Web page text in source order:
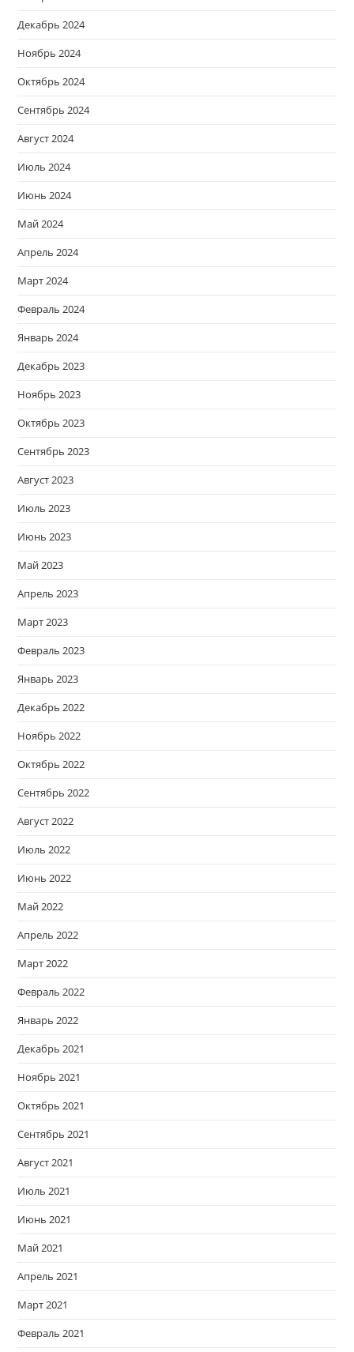
Декабрь 2024
Ноябрь 2024
Октябрь 2024
Сентябрь 2024
Август 2024
Июль 2024
Июнь 2024
Май 2024
Апрель 2024
Март 2024
Февраль 2024
Январь 2024
Декабрь 2023
Ноябрь 2023
Октябрь 2023
Сентябрь 2023
Август 2023
Июль 2023
Июнь 2023
Май 2023
Апрель 2023
Март 2023
Февраль 2023
Январь 2023
Декабрь 2022
Ноябрь 2022
Октябрь 2022
Сентябрь 2022
Август 2022
Июль 2022
Июнь 2022
Май 2022
Апрель 2022
Март 2022
Февраль 2022
Январь 2022
Декабрь 2021
Ноябрь 2021
Октябрь 2021
Сентябрь 2021
Август 2021
Июль 2021
Июнь 2021
Май 2021
Апрель 2021
Март 2021
Февраль 2021